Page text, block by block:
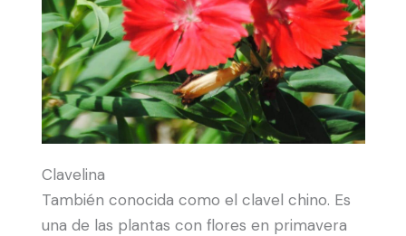
Clavelina
También conocida como el clavel chino. Es
una de las plantas con flores en primavera